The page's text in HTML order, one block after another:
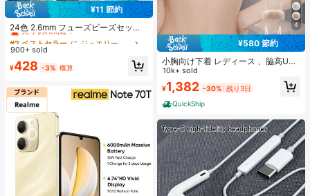
¥11 節約
24色 2.6mm フューズビーズセッ
ト、大人向けピクセルアートDIYパ
ズル、フューズビーズハンドメイド
DIYアイロンビーズハンドメイドク
ー、パーティーギフト、リフィルビ
ーズセット
#2 ベストセラー
に ジュエリー製作セット
売り切れ間近！
#2 ベストセラー
売り切れ間近！
#2 ベストセラー
売り切れ間近！
#2 ベストセラー
売り切れ間近！
900+ sold
¥428 -3% 概算
4
¥580 節約
小胸向け下着 レディース 、脇高UP
ブラジャー 無地チューブトップ 、ス
トラップレスカップ付きブラ 、取り
外し可能な肩紐インナー、 胸ボタン
ナイトブラ 、滑り止めブラトップ 白
10k+ sold
¥1,382 -30% 残り3日
QuickShip